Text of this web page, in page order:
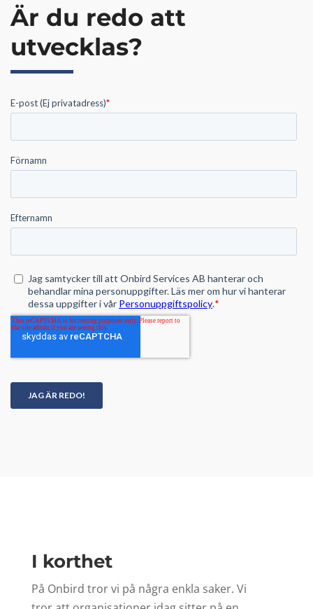
Är du redo att
utvecklas?
I korthet
På Onbird tror vi på några enkla saker. Vi